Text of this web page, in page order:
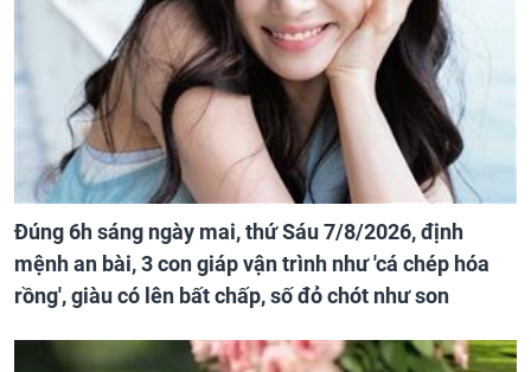
Đúng 6h sáng ngày mai, thứ Sáu 7/8/2026, định
mệnh an bài, 3 con giáp vận trình như 'cá chép hóa
rồng', giàu có lên bất chấp, số đỏ chót như son